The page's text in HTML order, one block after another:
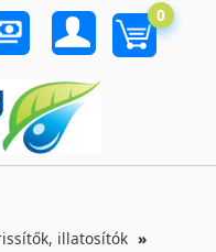
0
illatosítók